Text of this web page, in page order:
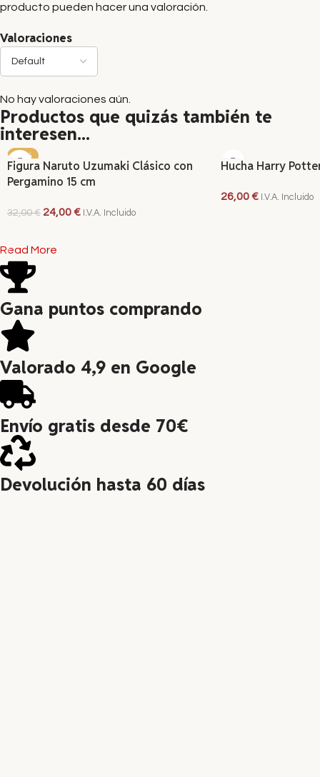
Valoraciones
No hay valoraciones aún.
producto pueden hacer una valoración.
Productos que quizás también te
interesen...
-25%
Figura Naruto Uzumaki Clásico con
Pergamino 15 cm
32,00€ 24,00€ I.V.A. Incluido
Hucha Harry
26,00€ I.V.A. Incluido
Read More
Gana puntos comprando
Valorado 4,9 en Google
Envío gratis desde 70€
Devolución hasta 60 días